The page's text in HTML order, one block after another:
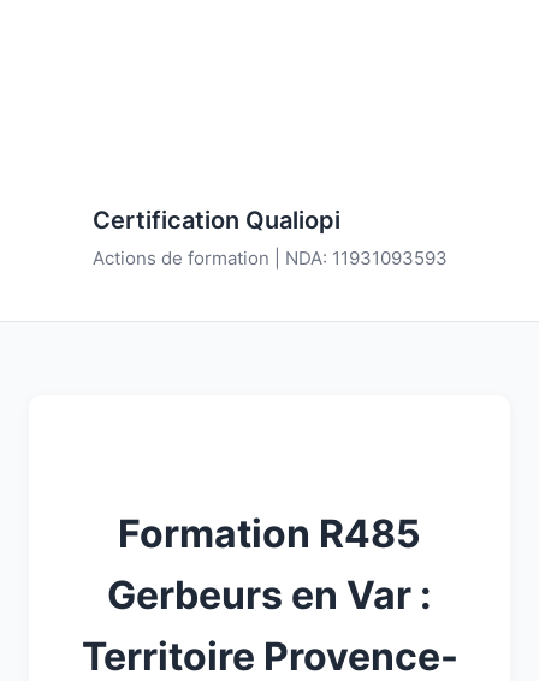
Certification Qualiopi
Actions de formation | NDA: 11931093593
Formation R485
Gerbeurs en Var :
Territoire Provence-